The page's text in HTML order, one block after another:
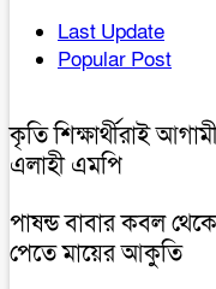
Last Update
Popular Post
কৃতি শিক্ষার্থীরাই
এলাহী এমপি
পাষন্ড বাবার কবল
পেতে মায়ের আকুতি